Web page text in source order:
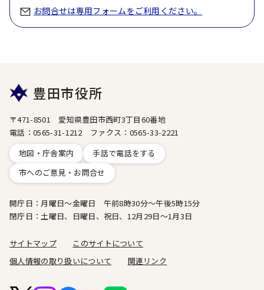
お問合せは専用フォームをご利用ください。
豊田市役所
〒471-8501 愛知県豊田市西町3丁目60番地
電話：0565-31-1212 ファクス：0565-33-2221
地図・庁舎案内
手話で電話をする
市へのご意見・お問合せ
開庁日：月曜日～金曜日 午前8時30分～午後5時15分
閉庁日：土曜日、日曜日、祝日、12月29日～1月3日
サイトマップ
このサイトについて
個人情報の取り扱いについて
関連リンク